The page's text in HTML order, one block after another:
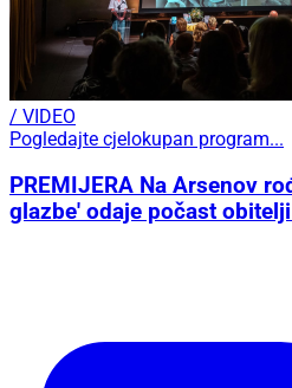
/ VIDEO
Pogledajte cjelokupan program...
PREMIJERA Na Arsenov
glazbe' odaje počast